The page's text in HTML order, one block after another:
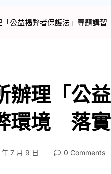
「公益揭弊者保護法」專題講
辦理「公
環境 落
7 月 9 日 0 Comments